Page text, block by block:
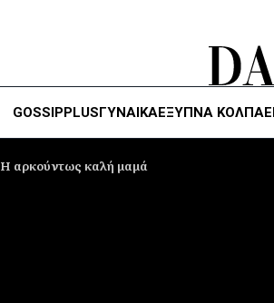
GOSSIPPLUSΓΥΝΑΙΚΑΈΞΥΠΝΑ ΚΌΛΠΑ
Η αρκούντως καλή μαμά